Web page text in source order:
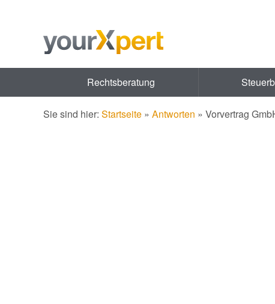
Rechtsberatung
Sie sind hier: Startseite » Antworten » Vorvertrag